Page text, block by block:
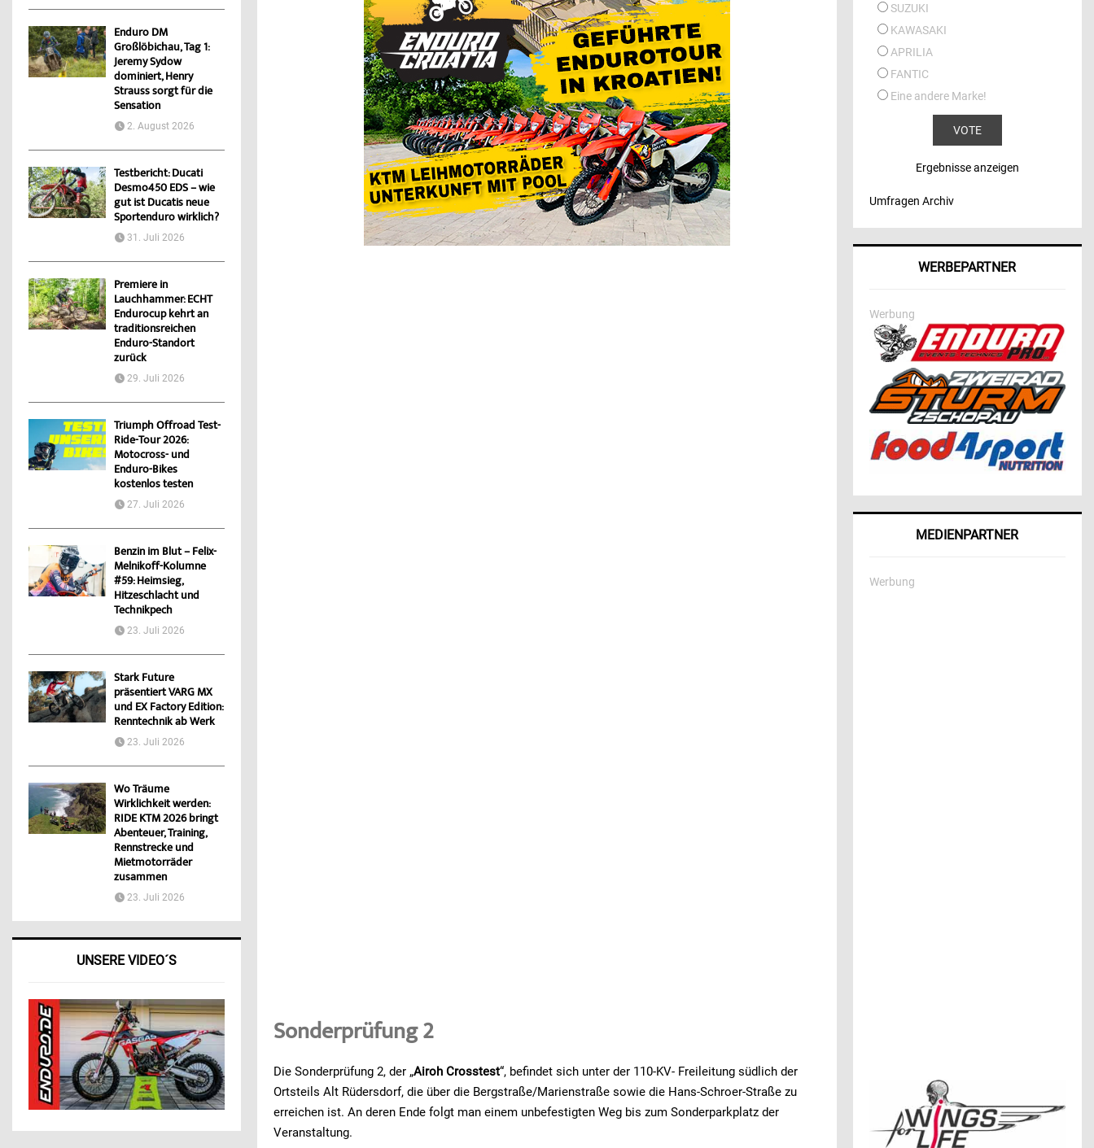
Sonderprüfung 2
Die Sonderprüfung 2, der „Airoh Crosstest“, befindet sich unter der 110-KV- Freileitung südlich der
Ortsteils Alt Rüdersdorf, die über die Bergstraße/Marienstraße sowie die Hans-Schroer-Straße zu
erreichen ist. An deren Ende folgt man einem unbefestigten Weg bis zum Sonderparkplatz der
Veranstaltung.
Enduro DM
Großlöbichau, Tag 1:
Jeremy Sydow
dominiert, Henry
Strauss sorgt für die
Sensation
2. August 2026
Testbericht: Ducati
Desmo450 EDS – wie
gut ist Ducatis neue
Sportenduro wirklich?
31. Juli 2026
Premiere in
Lauchhammer: ECHT
Endurocup kehrt an
traditionsreichen
Enduro-Standort
zurück
29. Juli 2026
Triumph Offroad Test-
Ride-Tour 2026:
Motocross- und
Enduro-Bikes
kostenlos testen
27. Juli 2026
Benzin im Blut – Felix-
Melnikoff-Kolumne
#59: Heimsieg,
Hitzeschlacht und
Technikpech
23. Juli 2026
Stark Future
präsentiert VARG MX
und EX Factory Edition:
Renntechnik ab Werk
23. Juli 2026
Wo Träume
Wirklichkeit werden:
RIDE KTM 2026 bringt
Abenteuer, Training,
Rennstrecke und
Mietmotorräder
zusammen
23. Juli 2026
UNSERE VIDEO´S
SUZUKI
KAWASAKI
APRILIA
FANTIC
Eine andere Marke!
Ergebnisse anzeigen
Umfragen Archiv
WERBEPARTNER
Werbung
MEDIENPARTNER
Werbung